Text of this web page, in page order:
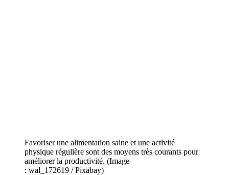
Favoriser une alimentation saine et une activité
physique régulière sont des moyens très courants pour
améliorer la productivité. (Image
: wal_172619 / Pixabay)